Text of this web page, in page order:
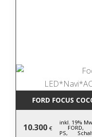
FORD FOCUS
10.300 €
inkl. 19%
FORD,
PS,